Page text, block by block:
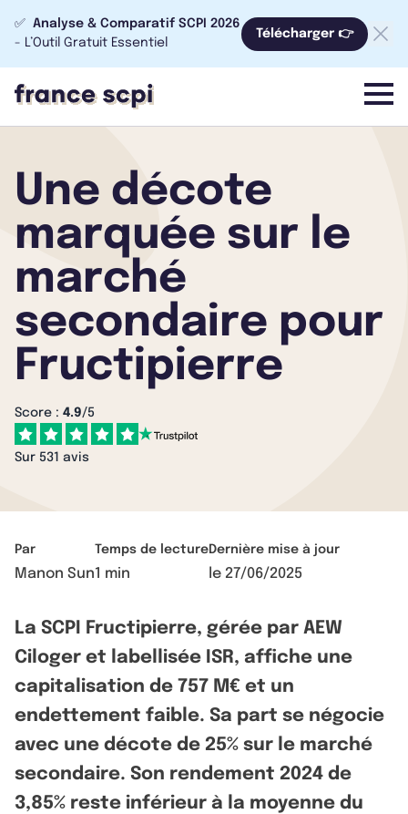
✅ Analyse & Comparatif SCPI 2026
- L’Outil Gratuit Essentiel
Télécharger 👉
menu
Une décote
marquée sur le
marché
secondaire pour
Fructipierre
Score : 4.9/5
Sur 531 avis
Par
Manon Sun
Temps de lecture
1 min
Dernière mise à jour
le 27/06/2025
La SCPI Fructipierre, gérée par AEW
Ciloger et labellisée ISR, affiche une
capitalisation de 757 M€ et un
endettement faible. Sa part se négocie
avec une décote de 25% sur le marché
secondaire. Son rendement 2024 de
3,85% reste inférieur à la moyenne du